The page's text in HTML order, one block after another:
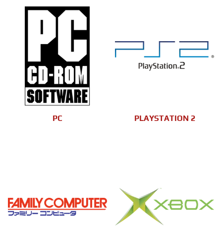
PC PLAYSTATION 2